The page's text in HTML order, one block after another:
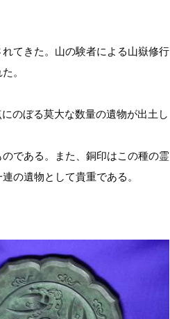
てきた。山の験者による山嶽修行
。
のぼる莫大な数量の遺物が出土し
である。また、銅印はこの種の霊
の遺物として貴重である。